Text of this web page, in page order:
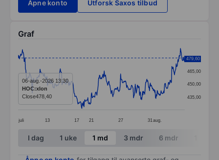
Åpne konto
Utforsk Saxos tilbud
Graf
Line chart with 388 data points.
The chart has 1 X axis displaying categories.
The chart has 1 Y axis displaying values. Data
juli 13 17 21 27 31 aug.
435,00
450,00
465,00
480,00
479,60
06-aug.-2026 13:30
HOC:xlon
Close478,40
End of interactive chart.
I dag 1 uke 1 md 3 mdr 6 mdr